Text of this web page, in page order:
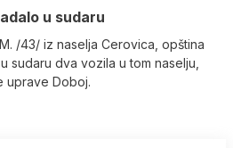
u sudaru
/43/ iz naselja Cerovica, opština
sudaru dva vozila u tom naselju,
uprave Doboj.